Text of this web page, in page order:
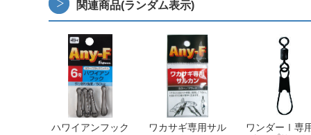
関連商品(ランダム表示)
ハワイアンフック
ワカサギ専用サル
ワンダーⅠ専